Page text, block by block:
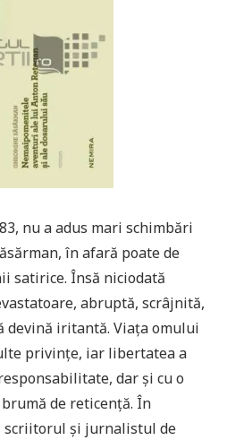
nu a adus mari schimbări
în afară poate de
satirice. Însă niciodată
abruptă, scrâjnită,
devină iritantă. Viaţa omului
privinţe, iar libertatea a
dar şi cu o
de reticenţă. În
scriitorul şi jurnalistul de